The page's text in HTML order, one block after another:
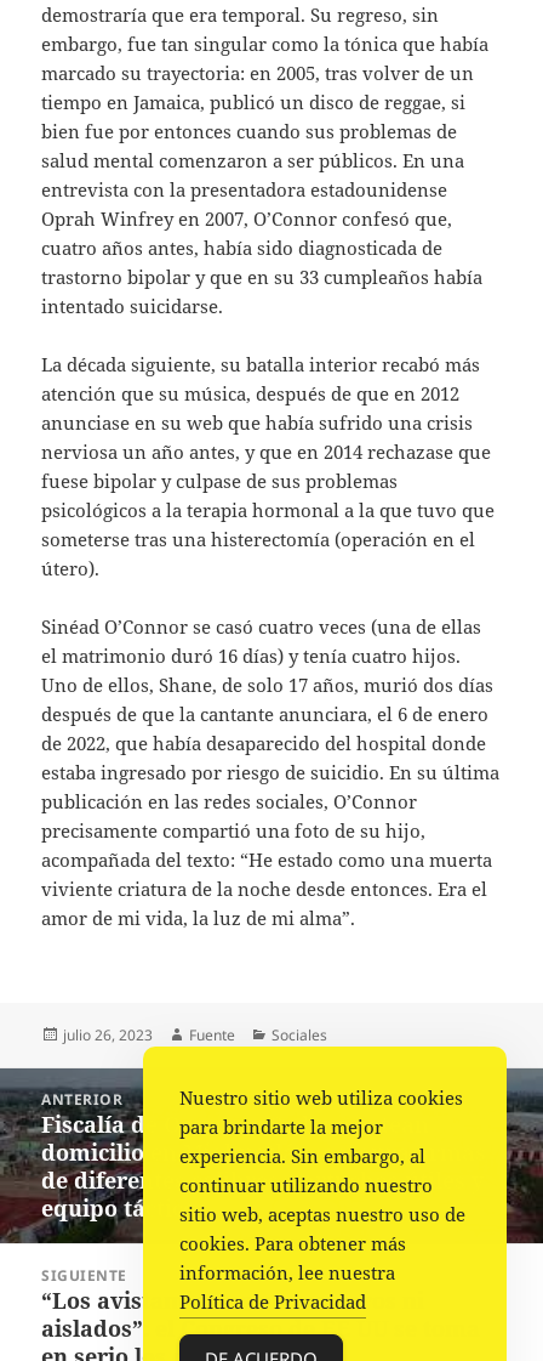
demostraría que era temporal. Su regreso, sin
embargo, fue tan singular como la tónica que había
marcado su trayectoria: en 2005, tras volver de un
tiempo en Jamaica, publicó un disco de reggae, si
bien fue por entonces cuando sus problemas de
salud mental comenzaron a ser públicos. En una
entrevista con la presentadora estadounidense
Oprah Winfrey en 2007, O’Connor confesó que,
cuatro años antes, había sido diagnosticada de
trastorno bipolar y que en su 33 cumpleaños había
intentado suicidarse.
La década siguiente, su batalla interior recabó más
atención que su música, después de que en 2012
anunciase en su web que había sufrido una crisis
nerviosa un año antes, y que en 2014 rechazase que
fuese bipolar y culpase de sus problemas
psicológicos a la terapia hormonal a la que tuvo que
someterse tras una histerectomía (operación en el
útero).
Sinéad O’Connor se casó cuatro veces (una de ellas
el matrimonio duró 16 días) y tenía cuatro hijos.
Uno de ellos, Shane, de solo 17 años, murió dos días
después de que la cantante anunciara, el 6 de enero
de 2022, que había desaparecido del hospital donde
estaba ingresado por riesgo de suicidio. En su última
publicación en las redes sociales, O’Connor
precisamente compartió una foto de su hijo,
acompañada del texto: “He estado como una muerta
viviente criatura de la noche desde entonces. Era el
amor de mi vida, la luz de mi alma”.
Publicado
julio 26, 2023 Autor
Fuente Categorías
Sociales
Navegación
de
entradas
ANTERIOR
Entrada
anterior:
Fiscalía de Oaxaca y Sedena catean
domicilio en Miahuatlán, asegura armas
de diferentes calibres, cartuchos útiles y
equipo táctico
SIGUIENTE
Siguiente
entrada:
“Los avistamientos no son raros ni
aislados”: el Congreso de EE UU se toma
Nuestro sitio web utiliza cookies
para brindarte la mejor
experiencia. Sin embargo, al
continuar utilizando nuestro
sitio web, aceptas nuestro uso de
cookies. Para obtener más
información, lee nuestra
Política de Privacidad